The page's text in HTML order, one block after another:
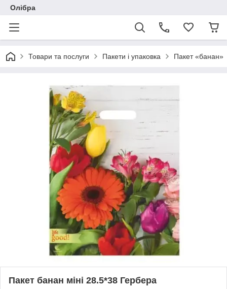
Олібра
Товари та послуги Пакети і упаковка Пакет «банан»
Пакет банан міні 28.5*38 Гербера